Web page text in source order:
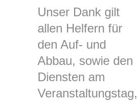
Unser Dank gilt
allen Helfern für
den Auf- und
Abbau, sowie den
Diensten am
Veranstaltungstag,